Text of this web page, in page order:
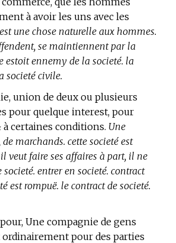
à avoir les uns avec les
une chose naturelle aux hommes.
se maintiennent par la
estoit ennemy de la societé. la
societé civile.
union de deux ou plusieurs
pour quelque interest, pour
à certaines conditions. Une
marchands. cette societé est
veut faire ses affaires à part, il ne
societé. entrer en societé. contract
est rompuë. le contract de societé.
Une compagnie de gens
ordinairement pour des parties